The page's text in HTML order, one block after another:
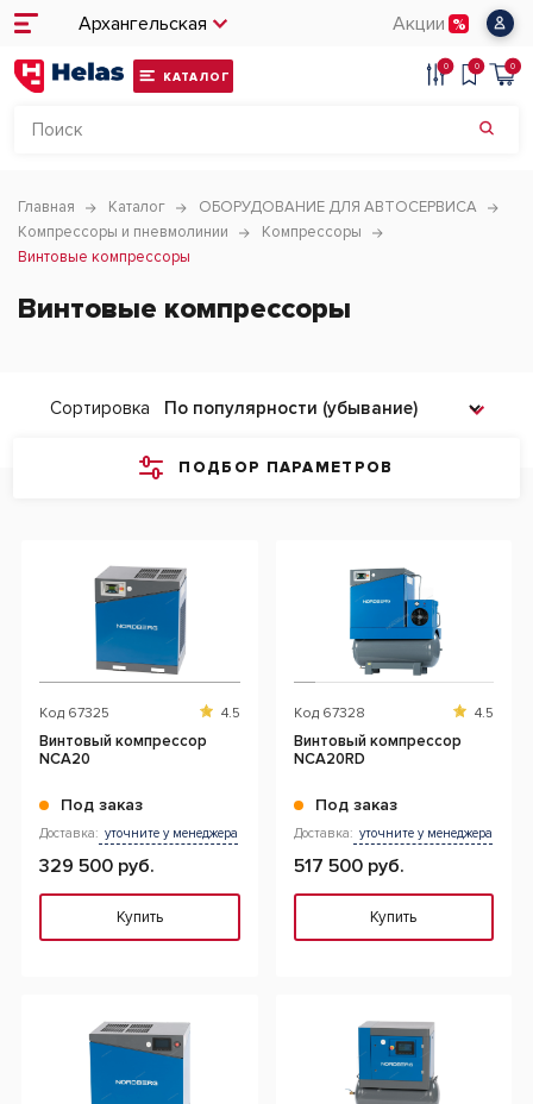
Архангельская Акции
КАТАЛОГ
0 0 0
Главная Каталог
ОБОРУДОВАНИЕ ДЛЯ АВТОСЕРВИСА
Компрессоры и пневмолинии
Компрессоры
Винтовые компрессоры
Винтовые компрессоры
ПОДБОР ПАРАМЕТРОВ
Сортировка
Код 67325 4.5
Винтовый компрессор
NCA20
Под заказ
Доставка: уточните у менеджера
329 500 руб.
Купить
Код 67328 4.5
Винтовый компрессор
NCA20RD
Под заказ
Доставка: уточните у менеджера
517 500 руб.
Купить